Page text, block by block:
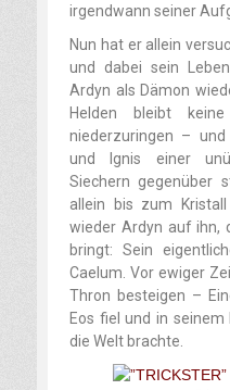
irgendwann seiner
Nun hat er allein
und dabei sein
Ardyn als Dämon
Helden bleibt
niederzuringen –
und Ignis einer
Siechern gegenüber
allein bis zum
wieder Ardyn auf ihn,
bringt: Sein
Caelum. Vor ewiger
Thron besteigen –
Eos fiel und in seinem
die Welt brachte.